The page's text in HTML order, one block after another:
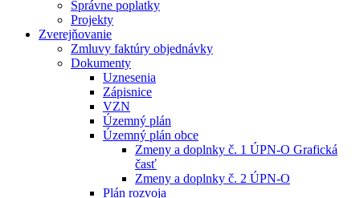
Správne poplatky
Projekty
Zverejňovanie
Zmluvy faktúry objednávky
Dokumenty
Uznesenia
Zápisnice
VZN
Územný plán
Územný plán obce
Zmeny a doplnky č. 1 ÚPN-O Grafická
časť
Zmeny a doplnky č. 2 ÚPN-O
Plán rozvoja